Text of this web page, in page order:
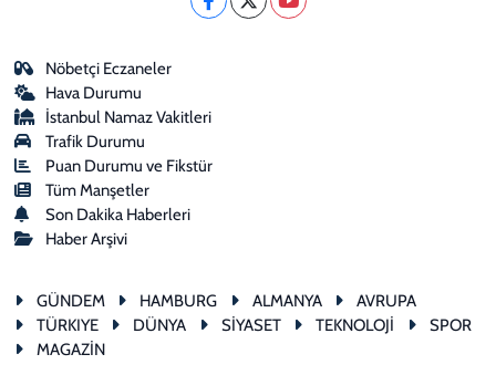
Nöbetçi Eczaneler
Hava Durumu
İstanbul Namaz Vakitleri
Trafik Durumu
Puan Durumu ve Fikstür
Tüm Manşetler
Son Dakika Haberleri
Haber Arşivi
GÜNDEM HAMBURG ALMANYA
AVRUPA
TÜRKIYE
DÜNYA SİYASET TEKNOLOJİ
SPOR
MAGAZİN